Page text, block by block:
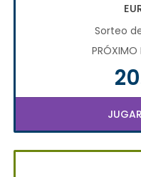
Sorteo
PRÓXIMO